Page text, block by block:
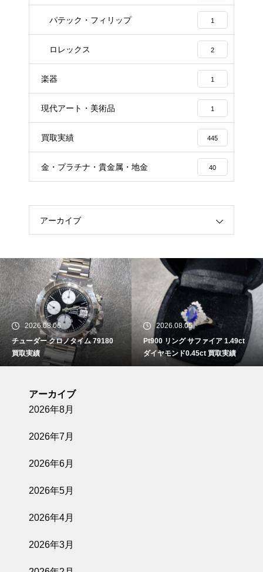
パテック・フィリップ 1
ロレックス 2
楽器 1
現代アート・美術品 1
買取実績 445
金・プラチナ・貴金属・地金 40
アーカイブ
2026.08.06
チューダー クロノタイム 79180
買取実績
2026.08.05
Pt900 リング サファイア 1.49ct
ダイヤモンド0.45ct 買取実績
アーカイブ
2026年8月
2026年7月
2026年6月
2026年5月
2026年4月
2026年3月